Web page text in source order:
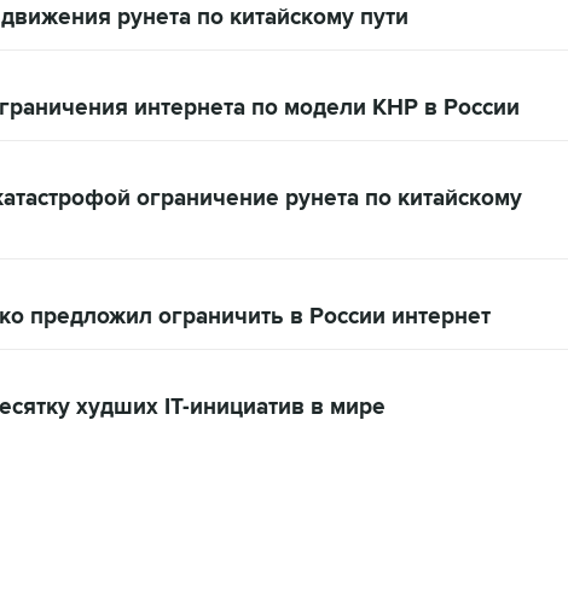
рунета по китайскому пути
интернета по модели КНР в России
ограничение рунета по китайскому
предложил ограничить в России интернет
худших IT-инициатив в мире